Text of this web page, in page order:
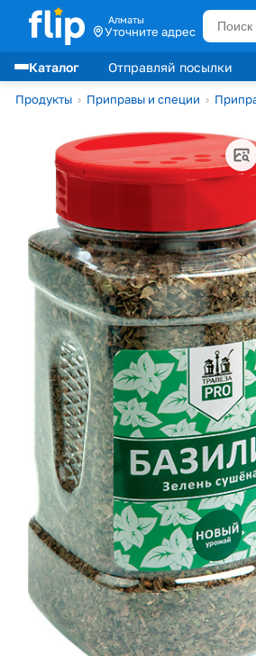
Алматы
Уточните адрес
Каталог Отправляй посылки
Лидеры продаж
Продукты › Приправы и специи ›